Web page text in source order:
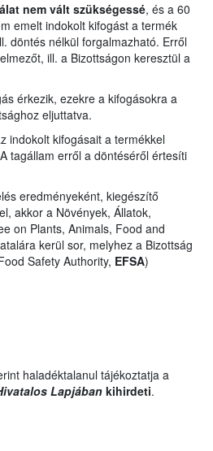
nem vált szükségessé, és a 60
emelt indokolt kifogást a termék
döntés nélkül forgalmazható. Erről
ill. a Bizottságon keresztül a
érkezik, ezekre a kifogásokra a
eljuttatva.
indokolt kifogásait a termékkel
tagállam erről a döntéséről értesíti
eredményeként, kiegészítő
akkor a Növények, Állatok,
on Plants, Animals, Food and
kerül sor, melyhez a Bizottság
Safety Authority, EFSA)
haladéktalanul tájékoztatja a
Lapjábankihirdeti.